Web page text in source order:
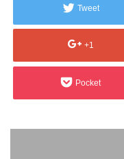
Tweet
+1
Pocket
最近の記事